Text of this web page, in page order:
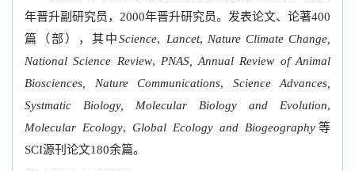
年晋升副研究员，2000年晋升研究员。发表论文、论著400
篇（部），其中Science, Lancet, Nature Climate Change,
National Science Review, PNAS, Annual Review of Animal
Biosciences, Nature Communications, Science Advances,
Systmatic Biology, Molecular Biology and Evolution,
Molecular Ecology, Global Ecology and Biogeography 等
SCI源刊论文180余篇。